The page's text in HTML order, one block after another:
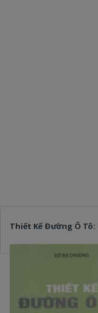
Thiết Kế Đường Ô Tô: